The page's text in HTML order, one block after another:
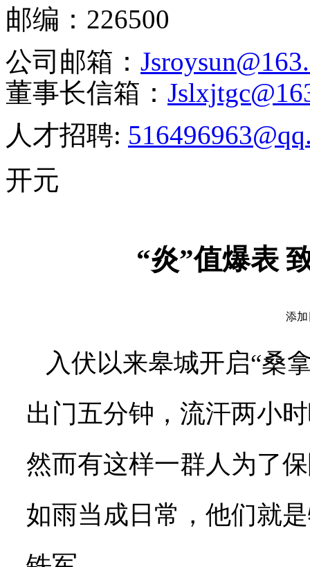
邮编： 226500
公司邮箱： J
董事长信箱： J
人才招聘: 516496963@qq
开元
“炎”值爆表
添加
入伏以来皋城开启“桑
出门五分钟，流汗两小
然而有这样一群人为了
如雨当成日常，他们就